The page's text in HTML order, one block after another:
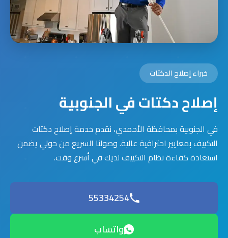
خبراء إصلاح الدكتات
إصلاح دكتات في الجنوبية
في الجنوبية بمحافظة الأحمدي، نقدم خدمة إصلاح دكتات
التكييف بمعايير احترافية عالية. وصولنا السريع من حولي يضمن
استعادة كفاءة نظام التكييف لديك في أسرع وقت.
55334254
واتساب